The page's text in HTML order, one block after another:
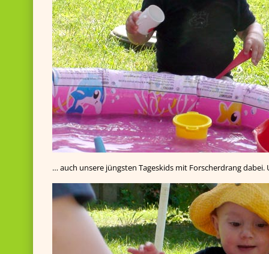
… auch unsere jüngsten Tageskids mit Forscherdrang dabei.